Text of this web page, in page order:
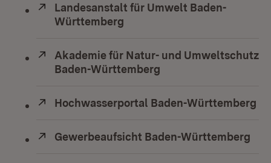
Extern:
Landesanstalt für Umwelt Baden-
Württemberg
Extern:
Akademie für Natur- und Umweltschutz
Baden-Württemberg
Extern:
Hochwasserportal Baden-Württemberg
Extern:
Gewerbeaufsicht Baden-Württemberg